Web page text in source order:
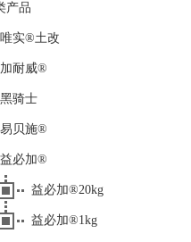
产品
唯实®土改
加耐威®
黑骑士
易贝施®
益必加®
益必加®20kg
益必加®1kg